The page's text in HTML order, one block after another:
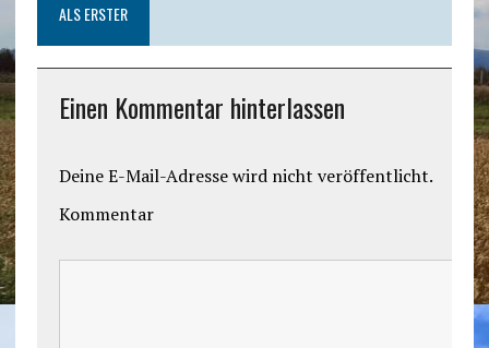
ALS ERSTER
Einen Kommentar hinterlassen
Deine E-Mail-Adresse wird nicht veröffentlicht.
Kommentar